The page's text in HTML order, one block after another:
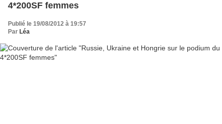
4*200SF femmes
Publié le 19/08/2012 à 19:57
Par Léa